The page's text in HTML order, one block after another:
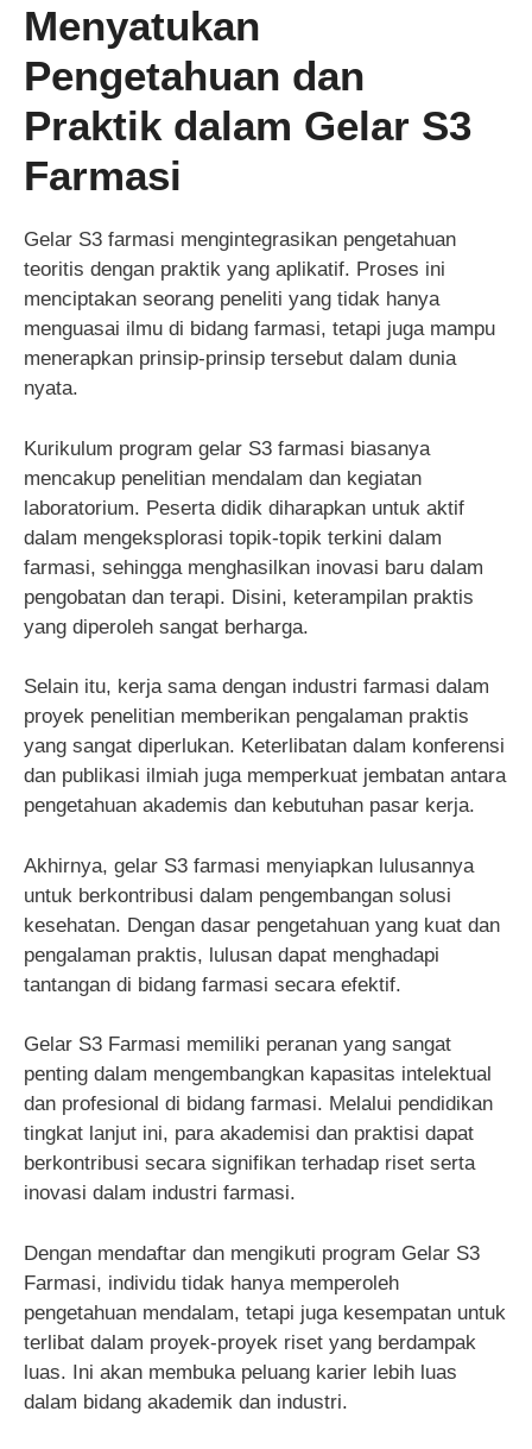
Menyatukan
Pengetahuan dan
Praktik dalam Gelar S3
Farmasi
Gelar S3 farmasi mengintegrasikan pengetahuan
teoritis dengan praktik yang aplikatif. Proses ini
menciptakan seorang peneliti yang tidak hanya
menguasai ilmu di bidang farmasi, tetapi juga mampu
menerapkan prinsip-prinsip tersebut dalam dunia
nyata.
Kurikulum program gelar S3 farmasi biasanya
mencakup penelitian mendalam dan kegiatan
laboratorium. Peserta didik diharapkan untuk aktif
dalam mengeksplorasi topik-topik terkini dalam
farmasi, sehingga menghasilkan inovasi baru dalam
pengobatan dan terapi. Disini, keterampilan praktis
yang diperoleh sangat berharga.
Selain itu, kerja sama dengan industri farmasi dalam
proyek penelitian memberikan pengalaman praktis
yang sangat diperlukan. Keterlibatan dalam konferensi
dan publikasi ilmiah juga memperkuat jembatan antara
pengetahuan akademis dan kebutuhan pasar kerja.
Akhirnya, gelar S3 farmasi menyiapkan lulusannya
untuk berkontribusi dalam pengembangan solusi
kesehatan. Dengan dasar pengetahuan yang kuat dan
pengalaman praktis, lulusan dapat menghadapi
tantangan di bidang farmasi secara efektif.
Gelar S3 Farmasi memiliki peranan yang sangat
penting dalam mengembangkan kapasitas intelektual
dan profesional di bidang farmasi. Melalui pendidikan
tingkat lanjut ini, para akademisi dan praktisi dapat
berkontribusi secara signifikan terhadap riset serta
inovasi dalam industri farmasi.
Dengan mendaftar dan mengikuti program Gelar S3
Farmasi, individu tidak hanya memperoleh
pengetahuan mendalam, tetapi juga kesempatan untuk
terlibat dalam proyek-proyek riset yang berdampak
luas. Ini akan membuka peluang karier lebih luas
dalam bidang akademik dan industri.